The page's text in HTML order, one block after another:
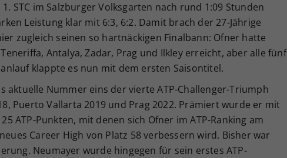
STC im Salzburger Volksgarten nach rund 1:09 Stunden
Leistung klar mit 6:3, 6:2. Damit brach der 27-Jährige
zugleich seinen so hartnäckigen Finalbann: Ofner hatte
Antalya, Zadar, Prag und Ilkley erreicht, aber alle fünf
klappte es nun mit dem ersten Saisontitel.
aktuelle Nummer eins der vierte ATP-Challenger-Triumph
Puerto Vallarta 2019 und Prag 2022. Prämiert wurde er mit
ATP-Punkten, mit denen sich Ofner im ATP-Ranking am
Career High von Platz 58 verbessern wird. Bisher war
Neumayer wurde hingegen für sein erstes ATP-